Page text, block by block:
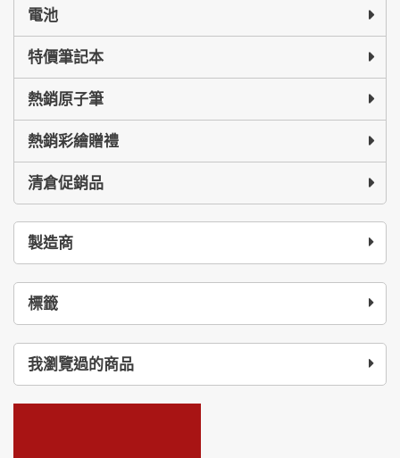
電池
特價筆記本
熱銷原子筆
熱銷彩繪贈禮
清倉促銷品
製造商
標籤
我瀏覽過的商品